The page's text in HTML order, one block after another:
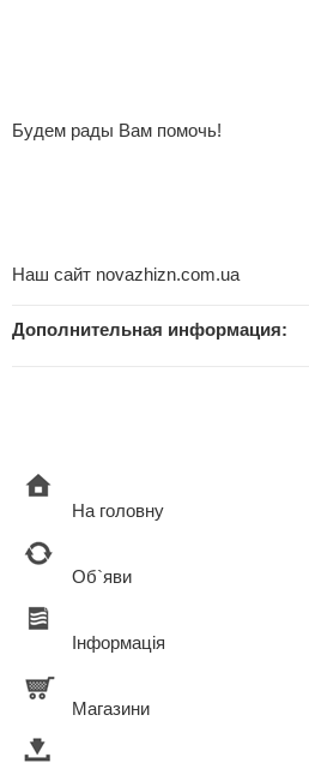
Будем рады Вам помочь!
Наш сайт novazhizn.com.ua
Дополнительная информация:
На головну
Об`яви
Інформація
Магазини